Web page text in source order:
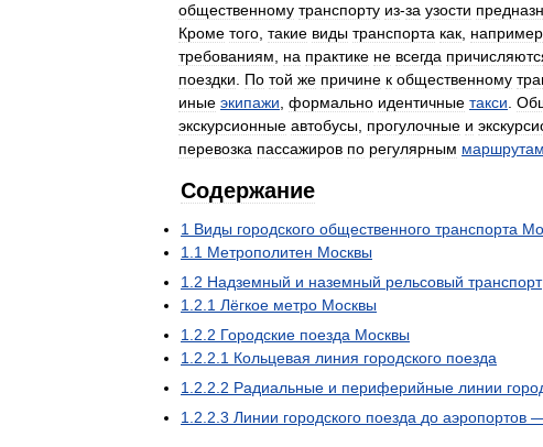
общественному транспорту из-за узости
Кроме того, такие виды транспорта как, например
требованиям, на практике не всегда
поездки. По той же причине к общественному
иные экипажи, формально идентичные такси.
экскурсионные автобусы, прогулочные и
перевозка пассажиров по регулярным маршрутам
Содержание
1 Виды городского общественного транспорта
1.1 Метрополитен Москвы
1.2 Надземный и наземный рельсовый транспорт
1.2.1 Лёгкое метро Москвы
1.2.2 Городские поезда Москвы
1.2.2.1 Кольцевая линия городского поезда
1.2.2.2 Радиальные и периферийные линии
1.2.2.3 Линии городского поезда до аэропортов